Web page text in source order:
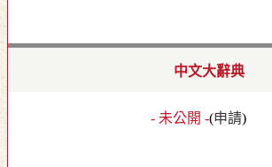
中文大辭典
- 未公開 -(申請)